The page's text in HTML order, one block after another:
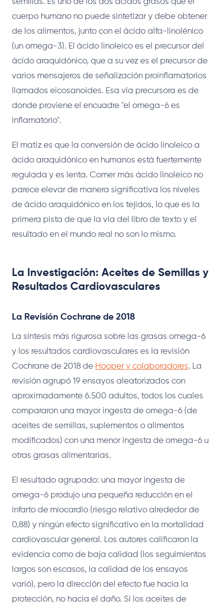
cuerpo humano no puede sintetizar y debe obtener
de los alimentos, junto con el ácido alfa-linolénico
(un omega-3). El ácido linoleico es el precursor del
ácido araquidónico, que a su vez es el precursor de
varios mensajeros de señalización proinflamatorios
llamados eicosanoides. Esa vía precursora es de
donde proviene el encuadre "el omega-6 es
inflamatorio".
El matiz es que la conversión de ácido linoleico a
ácido araquidónico en humanos está fuertemente
regulada y es lenta. Comer más ácido linoleico no
parece elevar de manera significativa los niveles
de ácido araquidónico en los tejidos, lo que es la
primera pista de que la vía del libro de texto y el
resultado en el mundo real no son lo mismo.
La Investigación: Aceites de Semillas y
Resultados Cardiovasculares
La Revisión Cochrane de 2018
La síntesis más rigurosa sobre las grasas omega-6
y los resultados cardiovasculares es la revisión
Cochrane de 2018 de Hooper y colaboradores. La
revisión agrupó 19 ensayos aleatorizados con
aproximadamente 6.500 adultos, todos los cuales
compararon una mayor ingesta de omega-6 (de
aceites de semillas, suplementos o alimentos
modificados) con una menor ingesta de omega-6 u
otras grasas alimentarias.
El resultado agrupado: una mayor ingesta de
omega-6 produjo una pequeña reducción en el
infarto de miocardio (riesgo relativo alrededor de
0,88) y ningún efecto significativo en la mortalidad
cardiovascular general. Los autores calificaron la
evidencia como de baja calidad (los seguimientos
largos son escasos, la calidad de los ensayos
varió), pero la dirección del efecto fue hacia la
protección, no hacia el daño. Si los aceites de